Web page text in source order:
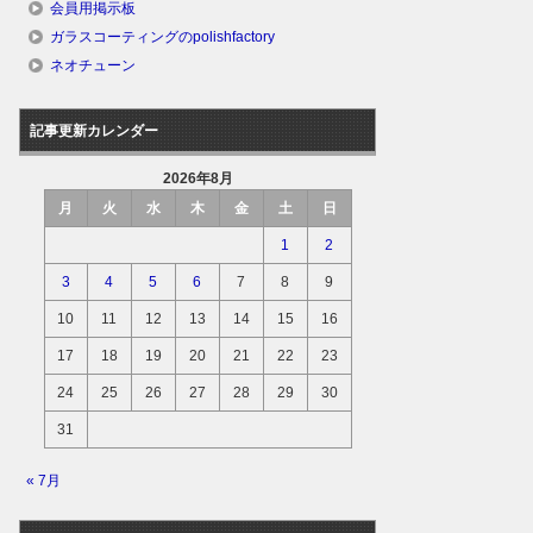
会員用掲示板
ガラスコーティングのpolishfactory
ネオチューン
記事更新カレンダー
2026年8月
月
火 水 木 金 土 日
1 2
3 4 5 6 7 8 9
10 11 12 13 14 15 16
17 18 19 20 21 22 23
24 25 26 27 28 29 30
31
« 7月